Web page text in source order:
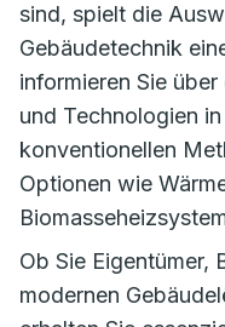
sind, spielt die
Gebäudetechnik
informieren Sie
und Technologien
konventionellen
Optionen wie
Ob Sie Eigentümer,
modernen